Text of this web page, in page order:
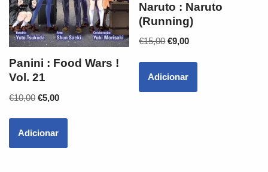
Panini : Food Wars !
Vol. 21
€10,00 €5,00
Adicionar
Naruto : Naruto
(Running)
€15,00 €9,00
Adicionar